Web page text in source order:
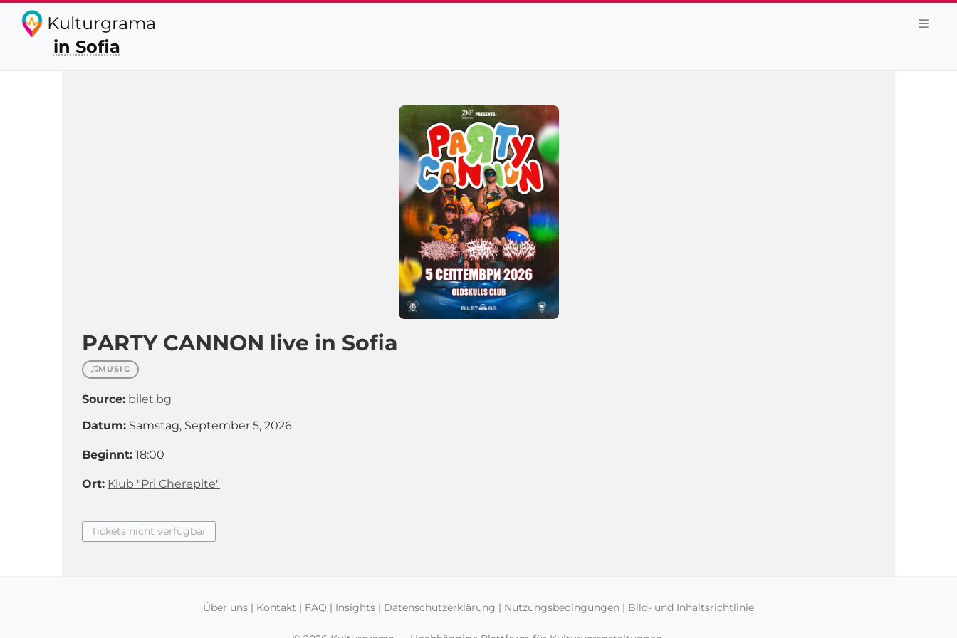
Kulturgrama
in Sofia
PARTY CANNON live in Sofia
MUSIC
Source: bilet.bg
Datum: Samstag, September 5, 2026
Beginnt: 18:00
Ort: Klub "Pri Cherepite"
Tickets nicht verfügbar
Über uns | Kontakt | FAQ | Insights | Datenschutzerklärung | Nutzungsbedingungen | Bild- und Inhaltsrichtlinie